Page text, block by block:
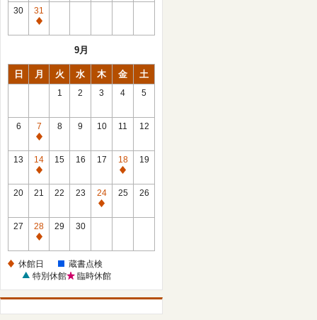
館
日
30
31
休
9月
日 月 火 水 木 金 土
1 2 3 4 5
6
7
休
館
日
8 9 10 11 12
13
14
休
館
15 16 17
18
休
館
19
20 21 22 23
24
休
25 26
27
28
休
日
29 30
休館日
蔵書点検
特別休館
臨時休館